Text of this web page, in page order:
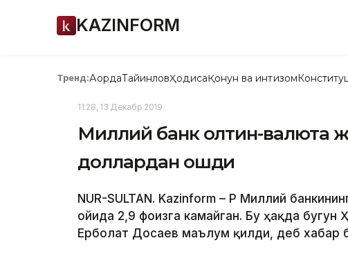
KAZINFORM
Тренд:АқордаТайинловҲодисаҚонун ва интизом
11:28, 13 Декабр 2019
Миллий банк олтин-валюта
доллардан ошди
NUR-SULTAN. Kazinform – ҚР Миллий
ойида 2,9 фоизга камайган. Бу ҳақда
Ерболат Досаев маълум қилди, деб хабар